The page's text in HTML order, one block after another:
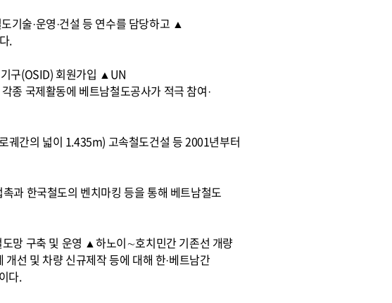
기술·운영·건설 등 연수를 담당하고 ▲
.
구(OSID) 회원가입 ▲UN
종 국제활동에 베트남철도공사가 적극 참여·
궤간의 넓이 1.435m) 고속철도건설 등 2001년부터
과 한국철도의 벤치마킹 등을 통해 베트남철도
망 구축 및 운영 ▲하노이∼호치민간 기존선 개량
선 및 차량 신규제작 등에 대해 한·베트남간
다.